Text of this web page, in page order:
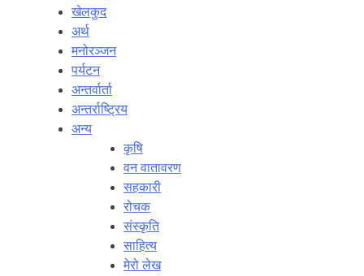
खेलकुद
अर्थ
मनोरञ्‍जन
पर्यटन
अन्तर्वार्ता
अन्तर्राष्‍ट्रिय
अन्य
कृषि
वन वातावरण
सहकारी
रोचक
संस्कृति
साहित्य
मेरो लेख